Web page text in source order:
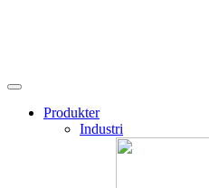
Produkter
Industri